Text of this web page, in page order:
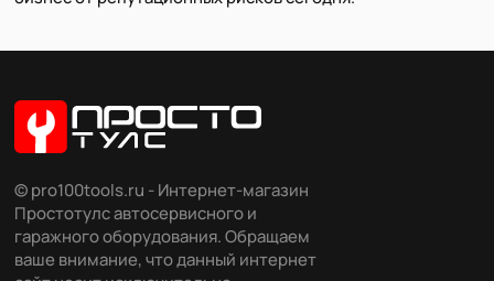
© pro100tools.ru - Интернет-магазин
Простотулс автосервисного и
гаражного оборудования. Обращаем
ваше внимание, что данный интернет